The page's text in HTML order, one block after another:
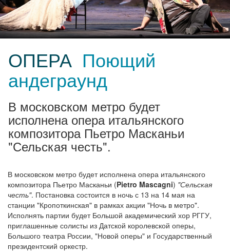
ОПЕРА Поющий
андеграунд
В московском метро будет
исполнена опера итальянского
композитора Пьетро Масканьи
"Сельская честь".
В московском метро будет исполнена опера итальянского
композитора Пьетро Масканьи (Pietro Mascagni) "Сельская
честь". Постановка состоится в ночь с 13 на 14 мая на
станции "Кропоткинская" в рамках акции "Ночь в метро".
Исполнять партии будет Большой академический хор РГГУ,
приглашенные солисты из Датской королевской оперы,
Большого театра России, "Новой оперы" и Государственный
президентский оркестр.